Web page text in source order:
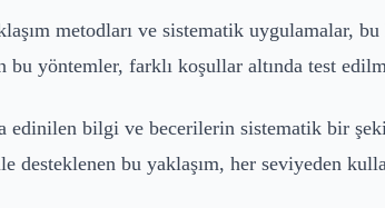
metodları ve sistematik uygulamalar,
bu yöntemler, farklı koşullar altında test
edinilen bilgi ve becerilerin sistematik bir
desteklenen bu yaklaşım, her seviyeden